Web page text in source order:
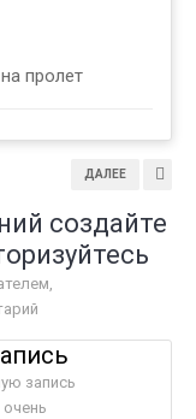
пролет
ДАЛЕЕ
создайте
запись